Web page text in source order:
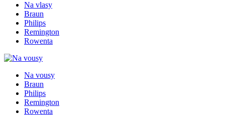
Na vlasy
Braun
Philips
Remington
Rowenta
Na vousy
Braun
Philips
Remington
Rowenta